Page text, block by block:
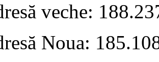
veche:
Noua: